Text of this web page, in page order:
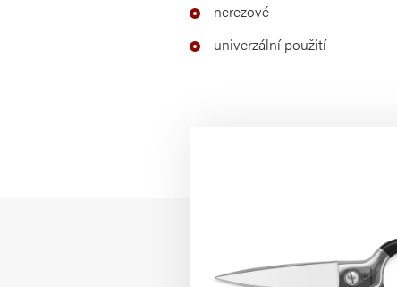
nerezové
univerzální použití